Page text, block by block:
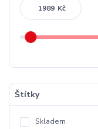
Kč
Štítky
Skladem